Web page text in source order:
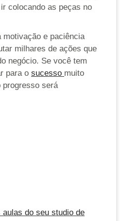
colocando as peças no
motivação e paciência
milhares de ações que
negócio. Se você tem
para o sucesso muito
progresso será
do seu studio de